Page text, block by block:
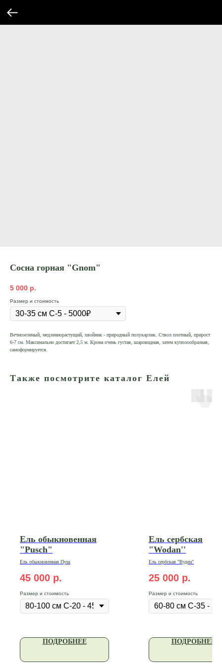
Сосна горная "Gnom"
5 000 р.
Размер и стоимость
Вечнозеленый, медленнорастущий, хвойник - природный полукарлик. Ствол плотный, прирост
6-7 см. Максимально достигает 2,5 м. Крона очень густая, шаровидная, затем куполообразная,
самоформируется.
Также посмотрите каталог Елей
Ель обыкновенная
"Pusch"
Ель обыкновенная Пуш
45 000 р.
Размер и стоимость
ПОДРОБНЕЕ
Ель сербская
"Wodan''
Ель сербская "Вуден"
25 000 р.
Размер и стоимость
ПОДРОБНЕЕ